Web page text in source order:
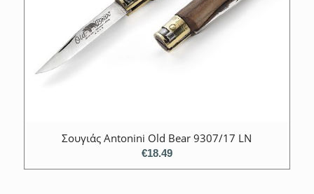
Σουγιάς Antonini Old Bear 9307/17 LN
€18.49